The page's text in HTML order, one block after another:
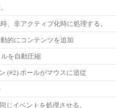
、非アクティブ化時に処理する。
的にコンテンツを追加
ルを自動圧縮
(#2) ボールがマウスに追従
じイベントを処理させる。